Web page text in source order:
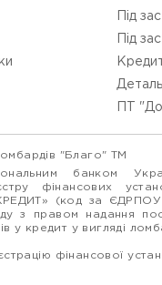
Під
Під
ПТ
"Благо" ТМ
банком
фінансових
(код за
з правом надання
у кредит у вигляді
фінансової